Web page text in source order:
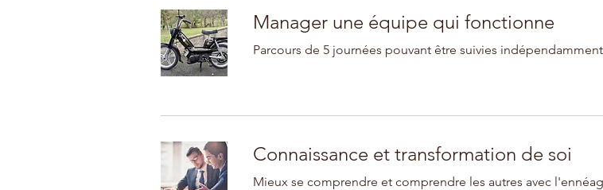
Manager une équipe qui fonctionne
Parcours de 5 journées pouvant être suivies
Connaissance et transformation de soi
Mieux se comprendre et comprendre les autres avec